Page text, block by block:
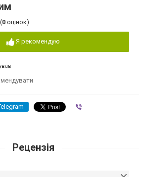
(0 оцінок)
Я рекомендую
Рецензія